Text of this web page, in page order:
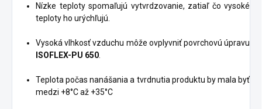
Nízke teploty spomaľujú vytvrdzovanie, zatiaľ čo vysoké
teploty ho urýchľujú.
Vysoká vlhkosť vzduchu môže ovplyvniť povrchovú úpravu
ISOFLEX-PU 650
Teplota počas nanášania a tvrdnutia produktu by mala byť
medzi +8°C až +35°C